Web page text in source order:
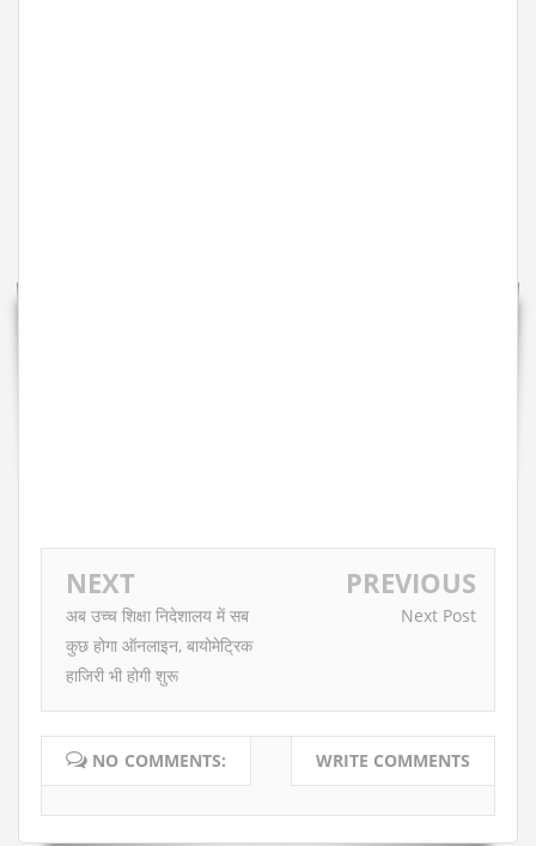
NEXT
अब उच्च शिक्षा निदेशालय में सब
कुछ होगा ऑनलाइन, बायोमेट्रिक
हाजिरी भी होगी शुरू
PREVIOUS
Next Post
NO COMMENTS: WRITE COMMENTS